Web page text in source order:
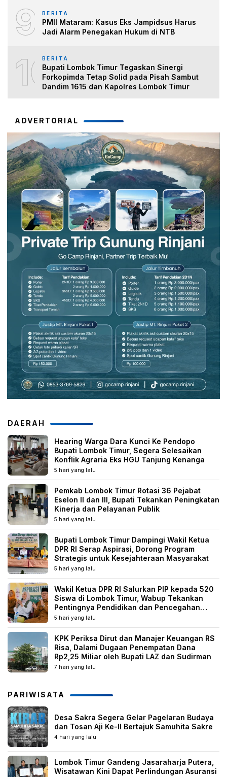
9 BERITA
PMII Mataram: Kasus Eks Jampidsus Harus
Jadi Alarm Penegakan Hukum di NTB
10BERITA
Bupati Lombok Timur Tegaskan Sinergi
Forkopimda Tetap Solid pada Pisah Sambut
Dandim 1615 dan Kapolres Lombok Timur
ADVERTORIAL
DAERAH
Hearing Warga Dara Kunci Ke Pendopo
Bupati Lombok Timur, Segera Selesaikan
Konflik Agraria Eks HGU Tanjung Kenanga
5 hari yang lalu
Pemkab Lombok Timur Rotasi 36 Pejabat
Eselon II dan III, Bupati Tekankan Peningkatan
Kinerja dan Pelayanan Publik
5 hari yang lalu
Bupati Lombok Timur Dampingi Wakil Ketua
DPR RI Serap Aspirasi, Dorong Program
Strategis untuk Kesejahteraan Masyarakat
5 hari yang lalu
Wakil Ketua DPR RI Salurkan PIP kepada 520
Siswa di Lombok Timur, Wabup Tekankan
Pentingnya Pendidikan dan Pencegahan
Perkawinan Anak
5 hari yang lalu
KPK Periksa Dirut dan Manajer Keuangan RS
Risa, Dalami Dugaan Penempatan Dana
Rp2,25 Miliar oleh Bupati LAZ dan Sudirman
7 hari yang lalu
PARIWISATA
Desa Sakra Segera Gelar Pagelaran Budaya
dan Tosan Aji Ke-II Bertajuk Samuhita Sakre
4 hari yang lalu
Lombok Timur Gandeng Jasaraharja Putera,
Wisatawan Kini Dapat Perlindungan Asuransi